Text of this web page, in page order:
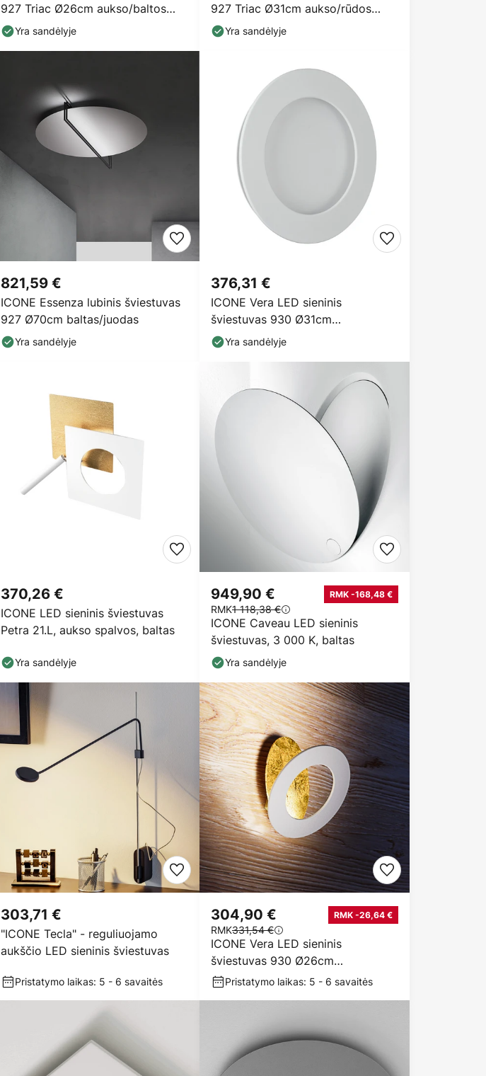
927 Triac Ø26cm aukso/baltos
spalvos
Yra sandėlyje
927 Triac Ø31cm aukso/rūdos
spalvos
Yra sandėlyje
ICONE Essenza lubinis šviestuvas
927 Ø70cm baltas/juodas
821,59 €
Yra sandėlyje
ICONE Vera LED sieninis
šviestuvas 930 Ø31cm
baltas/baltas
376,31 €
Yra sandėlyje
ICONE LED sieninis šviestuvas
Petra 21.L, aukso spalvos, baltas
370,26 €
Yra sandėlyje
ICONE Caveau LED sieninis
šviestuvas, 3 000 K, baltas
949,90 € RMK -168,48 €
RMK1 118,38 €
Yra sandėlyje
"ICONE Tecla" - reguliuojamo
aukščio LED sieninis šviestuvas
303,71 €
Pristatymo laikas: 5 - 6 savaitės
ICONE Vera LED sieninis
šviestuvas 930 Ø26cm
aukso/baltos spalvos
304,90 € RMK -26,64 €
RMK331,54 €
Pristatymo laikas: 5 - 6 savaitės